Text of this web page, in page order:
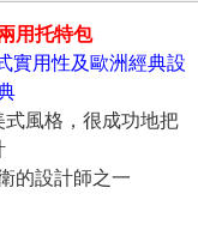
用托特包
實用性及歐洲經典設
風格，很成功地把
的設計師之一